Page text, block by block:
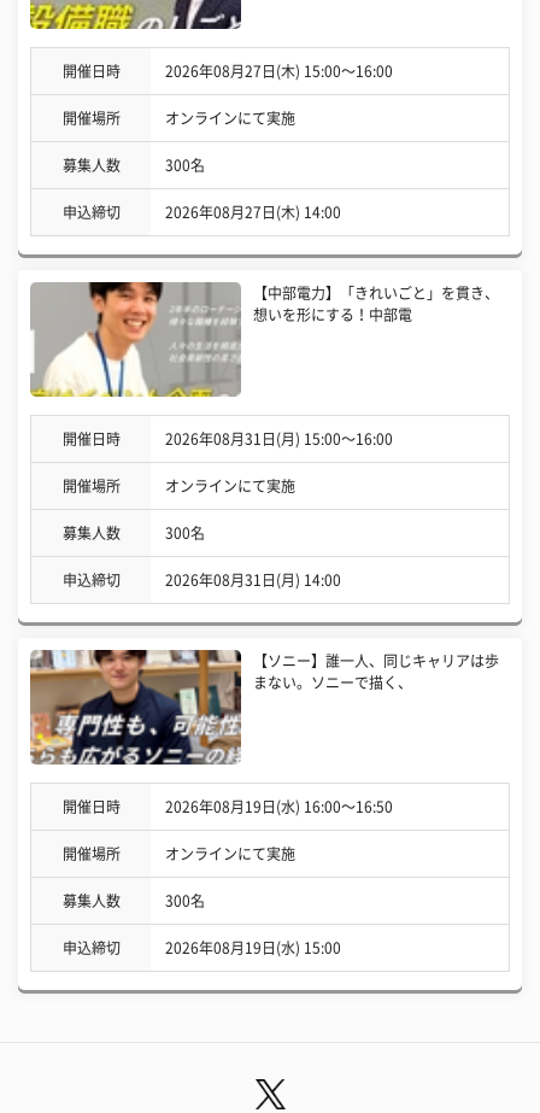
開催日時 2026年08月27日(木) 15:00〜16:00
開催場所 オンラインにて実施
募集人数 300名
申込締切 2026年08月27日(木) 14:00
【中部電力】「きれいごと」を貫き、
想いを形にする！中部電
開催日時 2026年08月31日(月) 15:00〜16:00
開催場所 オンラインにて実施
募集人数 300名
申込締切 2026年08月31日(月) 14:00
【ソニー】誰一人、同じキャリアは歩
まない。ソニーで描く、
開催日時 2026年08月19日(水) 16:00〜16:50
開催場所 オンラインにて実施
募集人数 300名
申込締切 2026年08月19日(水) 15:00